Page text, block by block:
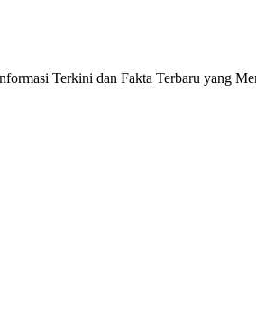
Terkini dan Fakta Terbaru yang